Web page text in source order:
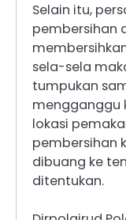
Selain itu,
pembersihan
sela-sela
tumpukan
mengganggu
lokasi
pembersihan
dibuang ke
ditentukan.